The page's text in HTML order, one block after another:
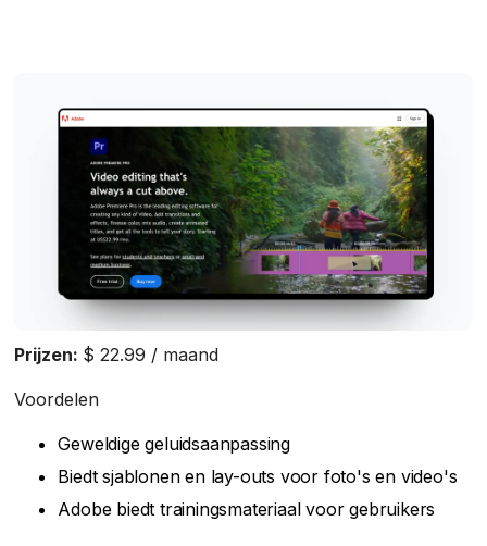
Prijzen: $ 22.99 / maand
Voordelen
Geweldige geluidsaanpassing
Biedt sjablonen en lay-outs voor foto's en video's
Adobe biedt trainingsmateriaal voor gebruikers